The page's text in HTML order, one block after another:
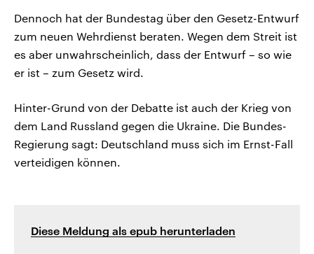
Dennoch hat der Bundestag über den Gesetz-Entwurf
zum neuen Wehrdienst beraten. Wegen dem Streit ist
es aber unwahrscheinlich, dass der Entwurf – so wie
er ist – zum Gesetz wird.
Hinter-Grund von der Debatte ist auch der Krieg von
dem Land Russland gegen die Ukraine. Die Bundes-
Regierung sagt: Deutschland muss sich im Ernst-Fall
verteidigen können.
Diese Meldung als epub herunterladen